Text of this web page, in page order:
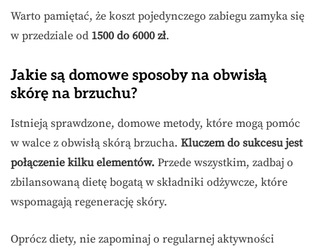
Warto pamiętać, że koszt pojedynczego zabiegu zamyka się
w przedziale od 1500 do 6000 zł.
Jakie są domowe sposoby na obwisłą
skórę na brzuchu?
Istnieją sprawdzone, domowe metody, które mogą pomóc
w walce z obwisłą skórą brzucha. Kluczem do sukcesu jest
połączenie kilku elementów. Przede wszystkim, zadbaj o
zbilansowaną dietę bogatą w składniki odżywcze, które
wspomagają regenerację skóry.
Oprócz diety, nie zapominaj o regularnej aktywności